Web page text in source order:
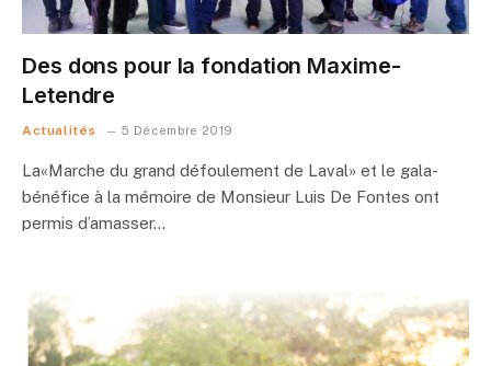
Des dons pour la fondation Maxime-
Letendre
Actualités 5 Décembre 2019
La«Marche du grand défoulement de Laval» et le gala-
bénéfice à la mémoire de Monsieur Luis De Fontes ont
permis d’amasser…